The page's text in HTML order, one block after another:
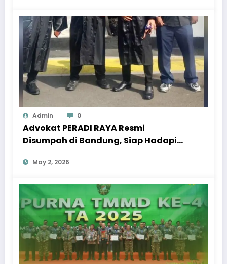
Admin 0
Advokat PERADI RAYA Resmi
Disumpah di Bandung, Siap Hadapi
Ujian Integritas di Dunia Hukum
May 2, 2026